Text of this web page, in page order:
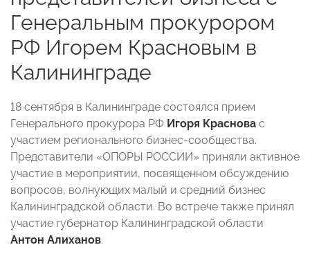
Генеральным прокурором
РФ Игорем Красновым в
Калининграде
18 сентября в Калининграде состоялся прием
Генерального прокурора РФ Игоря Краснова с
участием регионального бизнес-сообщества.
Представители «ОПОРЫ РОССИИ» приняли активное
участие в мероприятии, посвященном обсуждению
вопросов, волнующих малый и средний бизнес
Калининградской области. Во встрече также принял
участие губернатор Калининградской области
Антон Алиханов.